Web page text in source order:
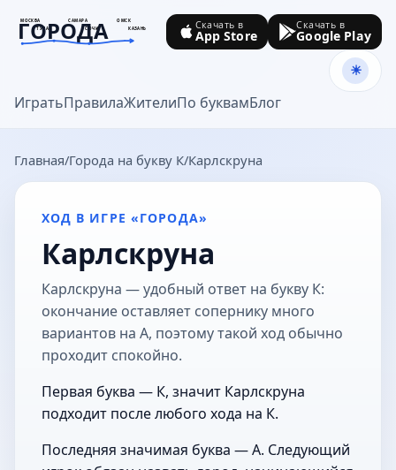
МОСКВА САМАРА
ОМСК
ТУЛА
СОЧИ КАЗАНЬ
ГОРОДА
goroda-na.ru
ИгратьПравилаЖителиПо буквамБлог
Скачать в
App Store
Скачать в
Google Play
Главная Города на букву К Карлскруна
ХОД В ИГРЕ «ГОРОДА»
Карлскруна
Карлскруна — удобный ответ на букву К:
окончание оставляет сопернику много
вариантов на А, поэтому такой ход обычно
проходит спокойно.
Первая буква — К, значит Карлскруна
подходит после любого хода на К.
Последняя значимая буква — А. Следующий